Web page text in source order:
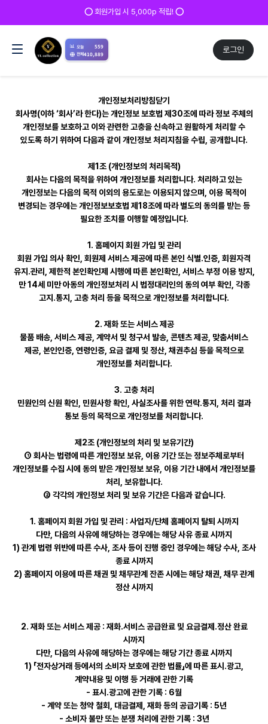
⭕ 회원가입 시 5,000p 적립! ⭕
로그인
📊 오늘 559
전체410,889
개인정보처리방침닫기
회사명(이하 ‘회사’라 한다)는 개인정보 보호법 제30조에 따라 정보 주체의
개인정보를 보호하고 이와 관련한 고충을 신속하고 원활하게 처리할 수
있도록 하기 위하여 다음과 같이 개인정보 처리지침을 수립, 공개합니다.
제1조 (개인정보의 처리목적)
회사는 다음의 목적을 위하여 개인정보를 처리합니다. 처리하고 있는
개인정보는 다음의 목적 이외의 용도로는 이용되지 않으며, 이용 목적이
변경되는 경우에는 개인정보보호법 제18조에 따라 별도의 동의를 받는 등
필요한 조치를 이행할 예정입니다.
1. 홈페이지 회원 가입 및 관리
회원 가입 의사 확인, 회원제 서비스 제공에 따른 본인 식별․인증, 회원자격
유지․관리, 제한적 본인확인제 시행에 따른 본인확인, 서비스 부정 이용 방지,
만 14세 미만 아동의 개인정보처리 시 법정대리인의 동의 여부 확인, 각종
고지․통지, 고충 처리 등을 목적으로 개인정보를 처리합니다.
2. 재화 또는 서비스 제공
물품 배송, 서비스 제공, 계약서 및 청구서 발송, 콘텐츠 제공, 맞춤서비스
제공, 본인인증, 연령인증, 요금 결제 및 정산, 채권추심 등을 목적으로
개인정보를 처리합니다.
3. 고충 처리
민원인의 신원 확인, 민원사항 확인, 사실조사를 위한 연락․통지, 처리 결과
통보 등의 목적으로 개인정보를 처리합니다.
제2조 (개인정보의 처리 및 보유기간)
① 회사는 법령에 따른 개인정보 보유, 이용 기간 또는 정보주체로부터
개인정보를 수집 시에 동의 받은 개인정보 보유, 이용 기간 내에서 개인정보를
처리, 보유합니다.
② 각각의 개인정보 처리 및 보유 기간은 다음과 같습니다.
1. 홈페이지 회원 가입 및 관리 : 사업자/단체 홈페이지 탈퇴 시까지
다만, 다음의 사유에 해당하는 경우에는 해당 사유 종료 시까지
1) 관계 법령 위반에 따른 수사, 조사 등이 진행 중인 경우에는 해당 수사, 조사
종료 시까지
2) 홈페이지 이용에 따른 채권 및 채무관계 잔존 시에는 해당 채권, 채무 관계
정산 시까지
2. 재화 또는 서비스 제공 : 재화․서비스 공급완료 및 요금결제․정산 완료
시까지
다만, 다음의 사유에 해당하는 경우에는 해당 기간 종료 시까지
1) 「전자상거래 등에서의 소비자 보호에 관한 법률」에 따른 표시․광고,
계약내용 및 이행 등 거래에 관한 기록
- 표시․광고에 관한 기록 : 6월
- 계약 또는 청약 철회, 대금결제, 재화 등의 공급기록 : 5년
- 소비자 불만 또는 분쟁 처리에 관한 기록 : 3년